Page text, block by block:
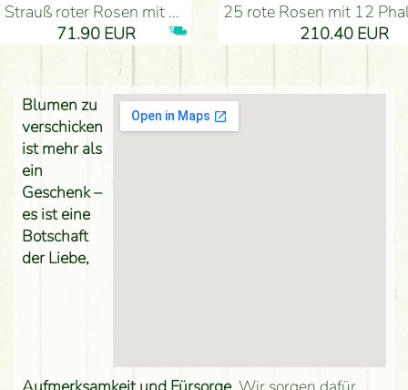
Strauß roter Rosen mit Anthurium - Blumenlieferung Budapest
71.90 EUR
25 rote Rosen mit 12 Phalaenopsis-Orchideen, in einer Box -
210.40 EUR
Blumen zu
verschicken
ist mehr als
ein
Geschenk –
es ist eine
Botschaft
der Liebe,